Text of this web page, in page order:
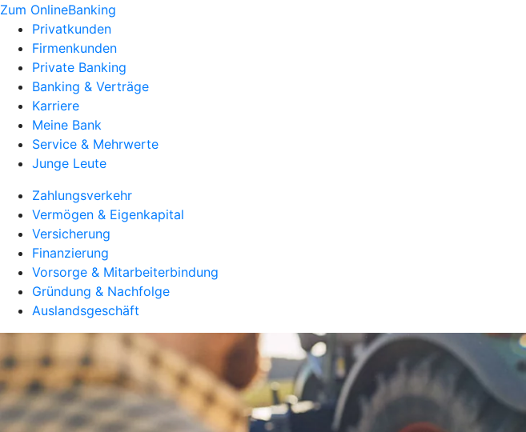
Zum OnlineBanking
Privatkunden
Firmenkunden
Private Banking
Banking & Verträge
Karriere
Meine Bank
Service & Mehrwerte
Junge Leute
Zahlungsverkehr
Vermögen & Eigenkapital
Versicherung
Finanzierung
Vorsorge & Mitarbeiterbindung
Gründung & Nachfolge
Auslandsgeschäft